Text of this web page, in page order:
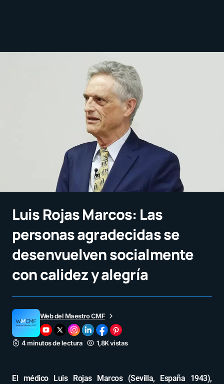
Luis Rojas Marcos: Las
personas agradecidas se
desenvuelven socialmente
con calidez y alegría
Web del Maestro CMF
4 minutos de lectura 1,8K vistas
El médico Luis Rojas Marcos (Sevilla, España 1943),